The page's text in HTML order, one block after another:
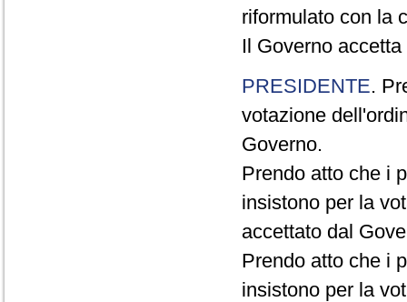
riformulato con la
Il Governo
PRESIDENTE.
votazione
Governo.
Prendo atto che i
insistono per la
accettato dal
Prendo atto che i
insistono per la